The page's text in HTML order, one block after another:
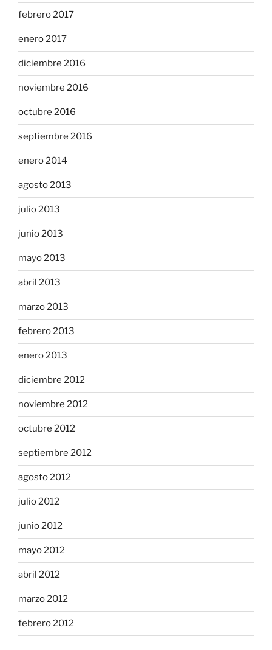
febrero 2017
enero 2017
diciembre 2016
noviembre 2016
octubre 2016
septiembre 2016
enero 2014
agosto 2013
julio 2013
junio 2013
mayo 2013
abril 2013
marzo 2013
febrero 2013
enero 2013
diciembre 2012
noviembre 2012
octubre 2012
septiembre 2012
agosto 2012
julio 2012
junio 2012
mayo 2012
abril 2012
marzo 2012
febrero 2012